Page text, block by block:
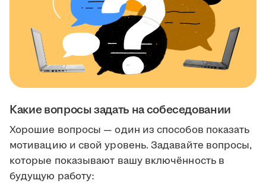
Какие вопросы задать на собеседовании
Хорошие вопросы — один из способов показать
мотивацию и свой уровень. Задавайте вопросы,
которые показывают вашу включённость в
будущую работу: